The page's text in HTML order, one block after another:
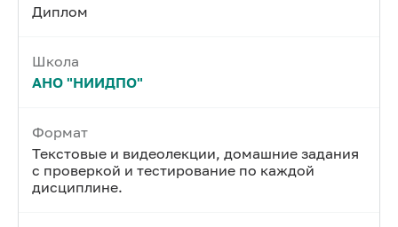
Диплом
Школа
АНО "НИИДПО"
Формат
Текстовые и видеолекции, домашние задания
с проверкой и тестирование по каждой
дисциплине.